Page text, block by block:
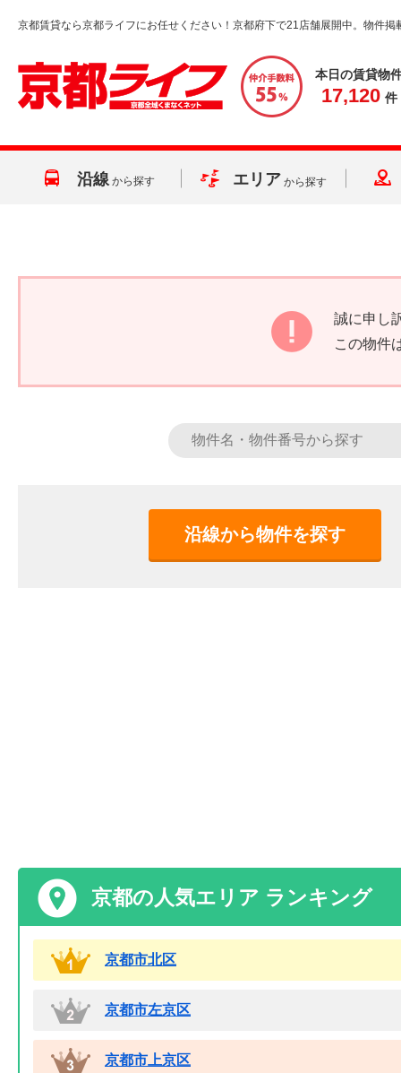
京都賃貸なら京都ライフにお任せください！京都府下で21店舗展開中。物件掲
本日の賃貸物
17,120 件
沿線 から探す エリア から探す
誠に申し
この物件
沿線から物件を探す
京都の人気エリア ランキング
京都市北区
京都市左京区
京都市上京区